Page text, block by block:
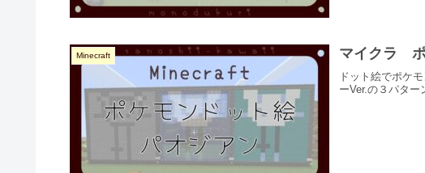
Minecraft マイクラ
ドット絵でポケ
ーVer.の３パター